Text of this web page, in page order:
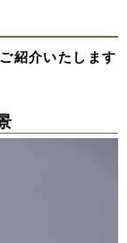
紹介いたします